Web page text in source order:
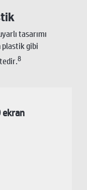
tasarımı
plastik gibi
8
ekran